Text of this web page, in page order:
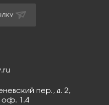
пер., д. 2,
оф. 1.4